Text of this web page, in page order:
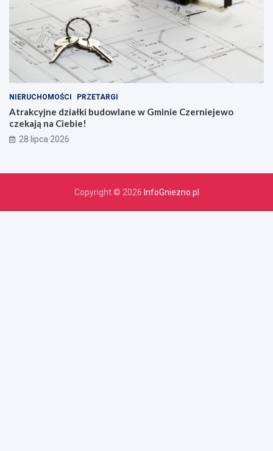
NIERUCHOMOŚCI PRZETARGI
Atrakcyjne działki budowlane w Gminie Czerniejewo
czekają na Ciebie!
28 lipca 2026
Copyright © 2026 InfoGniezno.pl